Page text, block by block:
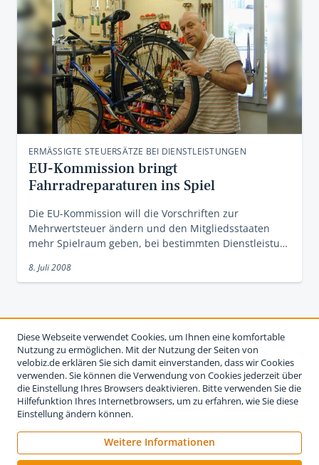
ERMÄSSIGTE STEUERSÄTZE BEI DIENSTLEISTUNGEN
EU-Kommission bringt
Fahrradreparaturen ins Spiel
Die EU-Kommission will die Vorschriften zur
Mehrwertsteuer ändern und den Mitgliedsstaaten
mehr Spielraum geben, bei bestimmten Dienstleistu…
8. Juli 2008
Diese Webseite verwendet Cookies, um Ihnen eine komfortable
Nutzung zu ermöglichen. Mit der Nutzung der Seiten von
velobiz.de erklären Sie sich damit einverstanden, dass wir Cookies
verwenden. Sie können die Verwendung von Cookies jederzeit über
die Einstellung Ihres Browsers deaktivieren. Bitte verwenden Sie die
Hilfefunktion Ihres Internetbrowsers, um zu erfahren, wie Sie diese
Einstellung ändern können.
Weitere Informationen
Impressum Nutzungsbedingungen Datenschutzerklärung